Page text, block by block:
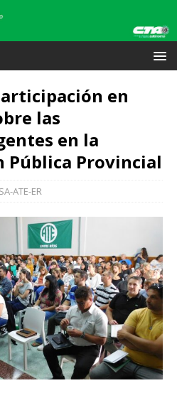
en
las
en la
Provincial
ATE-ER